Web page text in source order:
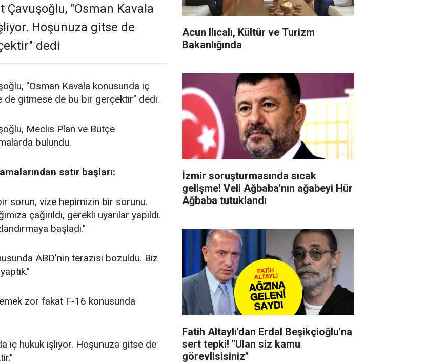
Çavuşoğlu, "Osman Kavala
Hoşunuza gitse de
dedi
"Osman Kavala konusunda iç
de gitmese de bu bir gerçektir" dedi.
Meclis Plan ve Bütçe
bulundu.
satır başları:
sorun, vize hepimizin bir sorunu.
çağırıldı, gerekli uyarılar yapıldı.
başladı."
ABD’nin terazisi bozuldu. Biz
zor fakat F-16 konusunda
iç hukuk işliyor. Hoşunuza gitse de
Acun Ilıcalı, Kültür ve Turizm
Bakanlığında
İzmir soruşturmasında sıcak
gelişme! Veli Ağbaba'nın ağabeyi Hür
Ağbaba tutuklandı
Fatih Altaylı'dan Erdal Beşikçioğlu'na
sert tepki! "Ulan siz kamu
görevlisisiniz"